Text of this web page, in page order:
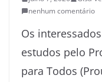
nenhum comentário
Os
estudos pelo
para Todos